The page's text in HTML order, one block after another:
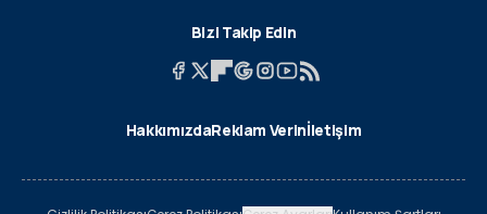
Bizi Takip Edin
HakkımızdaReklam Verinİletişim